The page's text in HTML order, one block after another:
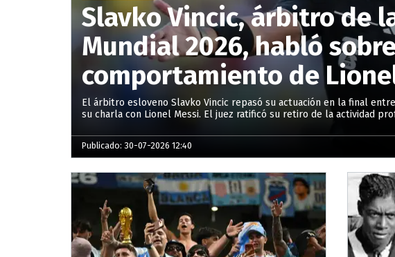
Slavko Vincic, árbitro de
Mundial 2026, habló
comportamiento de
El árbitro esloveno Slavko Vincic repasó su actuación en la final
su charla con Lionel Messi. El juez ratificó su retiro de la actividad
Publicado: 30-07-2026 12:40